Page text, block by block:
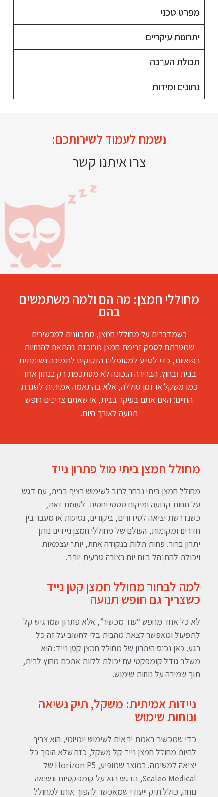
מפרט טכני
יתרונות עיקריים
תכולת הערכה
נתונים ומידות
נשמח לעמוד לשירותכם:
צרו איתנו קשר
מחוללי חמצן: מה הם ולמה משתמשים
בהם
כשמדברים על מחוללי חמצן, מתכוונים למכשירים
שמטרתם לספק זרימת חמצן מרוכזת בהתאם להנחיות
רפואיות, כדי לסייע למטופלים הזקוקים לתמיכה נשימתית
בבית ובחוץ. הבחירה הנכונה לא מסתכמת רק בנתון אחד
כמו משקל או זמן סוללה, אלא בהתאמה אמיתית לשגרת
החיים: האם אתם בעיקר בבית, או שאתם צריכים חופש
תנועה לאורך היום.
מחולל חמצן ביתי מול פתרון נייד
מחולל חמצן ביתי נבחר לרוב לשימוש רציף בבית, עם דגש
על נוחות קבועה ומיקום סטטי יחסית. לעומת זאת,
כשנדרשת יציאה לסידורים, ביקורים, נסיעות או מעבר בין
חדרים ומקומות, העולם של מחוללי חמצן ניידים נותן
יתרון ברור: פחות תלות בנקודה אחת, יותר עצמאות
ויכולת להתנהל ביום יום בצורה טבעית יותר.
למה לבחור מחולל חמצן קטן נייד
כשצריך גם חופש תנועה
לא כל אחד מחפש “עוד מכשיר”, אלא פתרון שמרגיש קל
לתפעול ומאפשר לצאת מהבית בלי לחשוב על זה כל
רגע. כאן נכנס היתרון של מחולל חמצן קטן נייד: הוא
משלב גודל קומפקטי עם יכולת ללוות אתכם מחוץ לבית,
תוך שמירה על נוחות שימוש.
ניידות אמיתית: משקל, תיק נשיאה
ונוחות שימוש
כדי שמכשיר באמת יתאים לשימוש יומיומי, הוא צריך
להיות מחולל חמצן נייד קל משקל, כזה שלא הופך כל
יציאה למשימה. במוצר שמופיע, Horizon P5 של
Scaleo Medical, הדגש הוא על קומפקטיות ונשיאה
נוחה, כולל תיק ייעודי שמאפשר להפוך אותו למחולל